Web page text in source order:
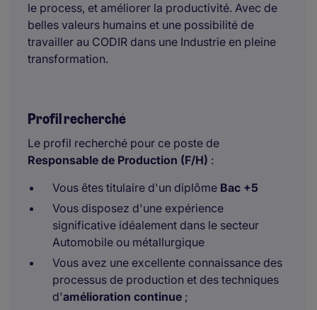
le process, et améliorer la productivité. Avec de
belles valeurs humains et une possibilité de
travailler au CODIR dans une Industrie en pleine
transformation.
Profil recherché
Le profil recherché pour ce poste de
Responsable de Production (F/H) :
Vous êtes titulaire d'un diplôme Bac +5
Vous disposez d'une expérience
significative idéalement dans le secteur
Automobile ou métallurgique
Vous avez une excellente connaissance des
processus de production et des techniques
d'amélioration continue ;